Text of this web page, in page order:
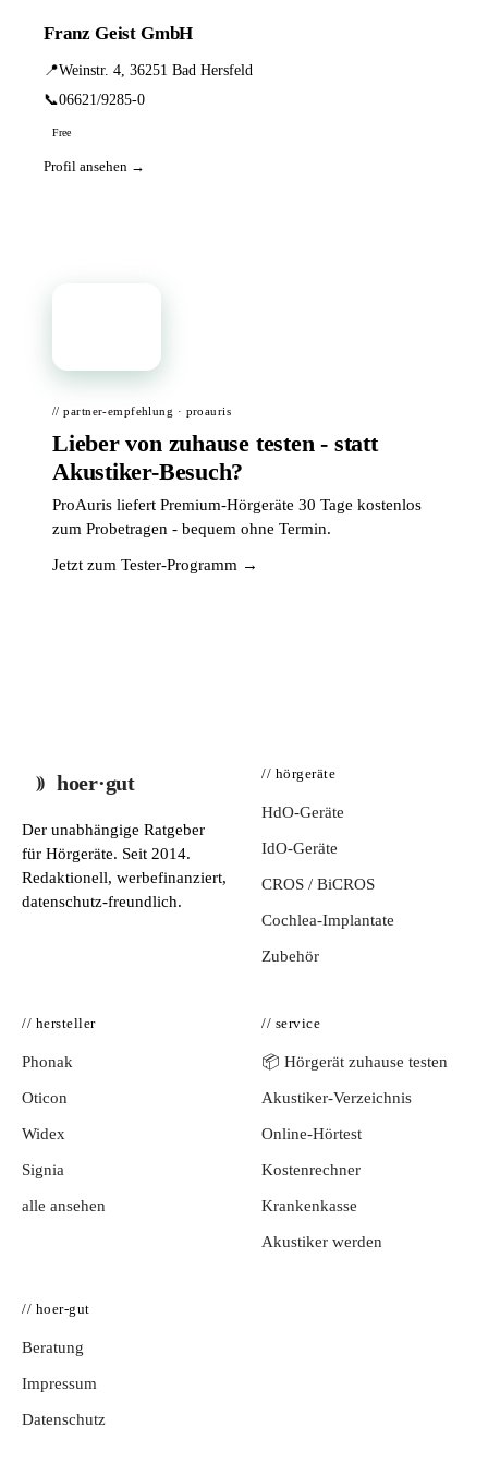
Franz Geist GmbH
📍Weinstr. 4, 36251 Bad Hersfeld
📞06621/9285-0
Free
Profil ansehen →
// partner-empfehlung · proauris
Lieber von zuhause testen - statt
Akustiker-Besuch?
ProAuris liefert Premium-Hörgeräte 30 Tage kostenlos
zum Probetragen - bequem ohne Termin.
Jetzt zum Tester-Programm →
hoer·gut
Der unabhängige Ratgeber
für Hörgeräte. Seit 2014.
Redaktionell, werbefinanziert,
datenschutz-freundlich.
// hörgeräte
HdO-Geräte
IdO-Geräte
CROS / BiCROS
Cochlea-Implantate
Zubehör
// hersteller
Phonak
Oticon
Widex
Signia
alle ansehen
// service
📦 Hörgerät zuhause testen
Akustiker-Verzeichnis
Online-Hörtest
Kostenrechner
Krankenkasse
Akustiker werden
// hoer-gut
Beratung
Impressum
Datenschutz